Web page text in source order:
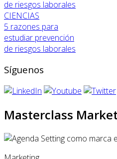
CIENCIAS
5 razones para
estudiar prevención
de riesgos laborales
Síguenos
Masterclass